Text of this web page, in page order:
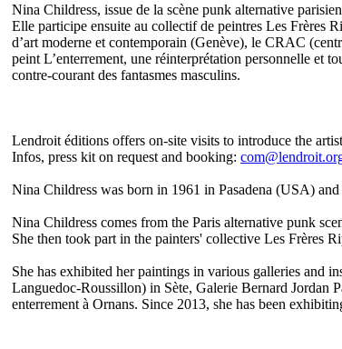
Nina Childress, issue de la scène punk alternative
Elle participe ensuite au collectif de peintres Les Frères
d’art moderne et contemporain (Genève), le CRAC
peint L’enterrement, une réinterprétation personnelle et
contre-courant des fantasmes masculins.
Lendroit éditions offers on-site visits to introduce the
Infos, press kit on request and booking:
Nina Childress was born in 1961 in Pasadena (USA)
Nina Childress comes from the Paris alternative punk
She then took part in the painters' collective Les Frères
She has exhibited her paintings in various galleries and
Languedoc-Roussillon) in Sète, Galerie Bernard Jordan
enterrement à Ornans. Since 2013, she has been